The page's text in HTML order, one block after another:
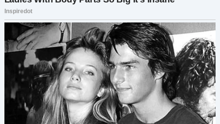
друг о друге. Мы договорились начать всё с
чистого листа, установив более чёткие
правила на будущее.
Почувствовав облегчение, я повесила трубку и
сразу же написала Лёне:«Мы можем
поговорить сегодня вечером?» .
Позже тем же вечером мы сидели вместе на
диване, наша дочь спала в своём шезлонге